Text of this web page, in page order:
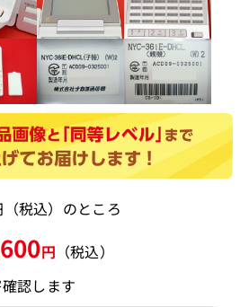
税込）のところ
円 （税込）
認します